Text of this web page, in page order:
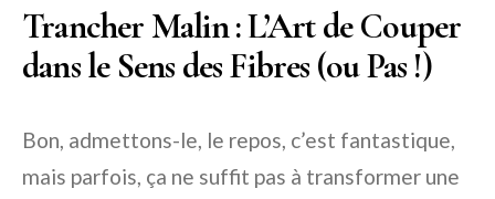
Trancher Malin : L’Art de Couper
dans le Sens des Fibres (ou Pas !)
Bon, admettons-le, le repos, c’est fantastique,
mais parfois, ça ne suffit pas à transformer une